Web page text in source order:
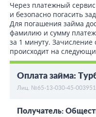
Через платежный
и безопасно погасить
Для погашения займа
фамилию и сумму
за 1 минуту. Зачисление
происходит на